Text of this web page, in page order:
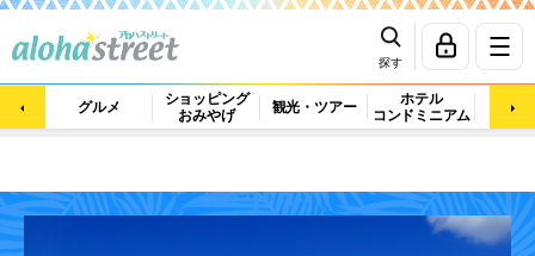
探す
グルメ
ショッピング
おみやげ
観光・ツアー
ホテル
コンドミニアム
マッ